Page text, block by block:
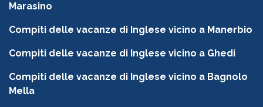
Marasino
Compiti delle vacanze di Inglese vicino a Manerbio
Compiti delle vacanze di Inglese vicino a Ghedi
Compiti delle vacanze di Inglese vicino a Bagnolo
Mella